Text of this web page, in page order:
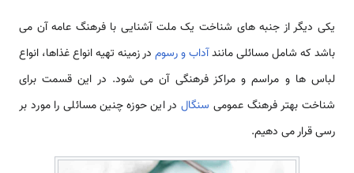
یکی دیگر از جنبه های شناخت یک ملت آشنایی با فرهنگ عامه آن می
باشد که شامل مسائلی مانندآداب و رسوم در زمینه تهیه انواع غذاها، انواع
لباس ها و مراسم و مراکز فرهنگی آن می شود. در این قسمت برای
شناخت بهتر فرهنگ عمومی سنگال در این حوزه چنین مسائلی را مورد بر
رسی قرار می دهیم.